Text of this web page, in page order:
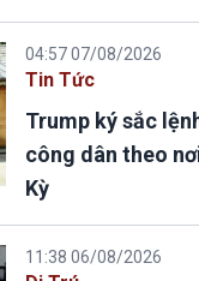
04:57 07/08/2026
Tin Tức
Trump ký sắc
công dân theo
Kỳ
11:38 06/08/2026